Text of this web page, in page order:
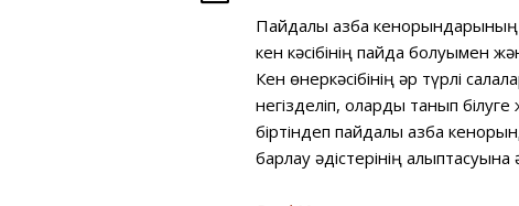
Пайдалы қазба кенорындарының
кен кәсібінің пайда болуымен
Кен өнеркәсібінің әр түрлі
негізделіп, оларды танып білуге
біртіндеп пайдалы қазба
барлау әдістерінің